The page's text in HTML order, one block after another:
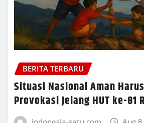
BERITA TERBARU
Situasi Nasional Aman
Provokasi Jelang HUT ke-81